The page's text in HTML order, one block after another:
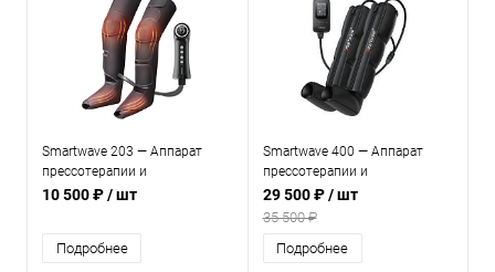
Smartwave 203 — Аппарат
прессотерапии и
лимфодренажа
10 500 ₽/ шт
Подробнее
Smartwave 400 — Аппарат
прессотерапии и
лимфодренажа
29 500 ₽/ шт
35 500 ₽
Подробнее